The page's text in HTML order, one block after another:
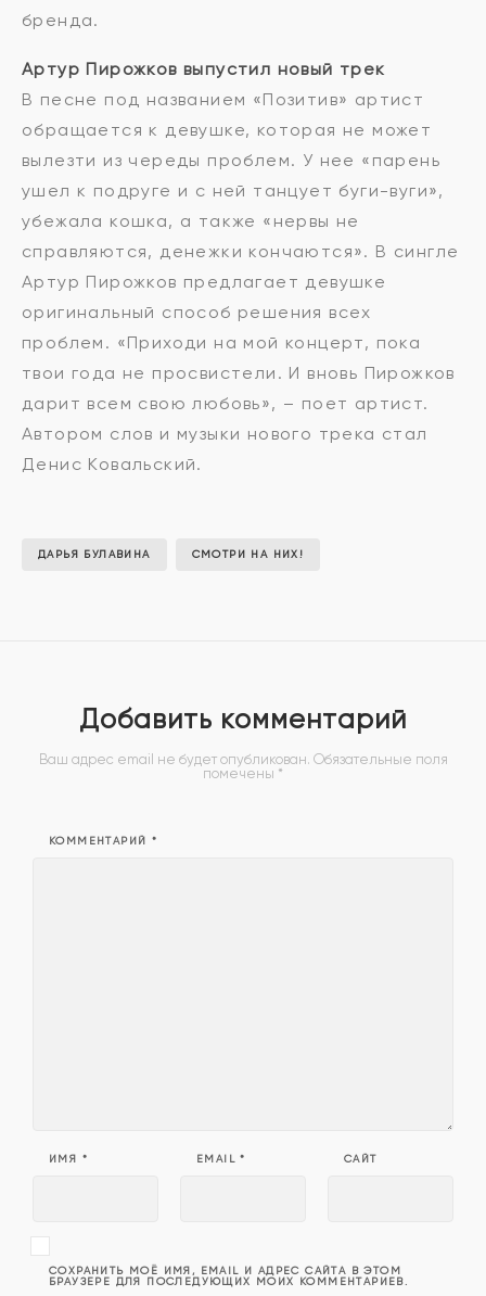
бренда.
Артур Пирожков выпустил новый трек
В песне под названием «Позитив» артист
обращается к девушке, которая не может
вылезти из череды проблем. У нее «парень
ушел к подруге и с ней танцует буги-вуги»,
убежала кошка, а также «нервы не
справляются, денежки кончаются». В сингле
Артур Пирожков предлагает девушке
оригинальный способ решения всех
проблем. «Приходи на мой концерт, пока
твои года не просвистели. И вновь Пирожков
дарит всем свою любовь», – поет артист.
Автором слов и музыки нового трека стал
Денис Ковальский.
ДАРЬЯ БУЛАВИНА СМОТРИ НА НИХ!
Добавить комментарий
Ваш адрес email не будет опубликован. Обязательные поля
помечены *
КОММЕНТАРИЙ *
ИМЯ * EMAIL* САЙТ
СОХРАНИТЬ МОЁ ИМЯ, EMAIL И АДРЕС САЙТА В ЭТОМ
БРАУЗЕРЕ ДЛЯ ПОСЛЕДУЮЩИХ МОИХ КОММЕНТАРИЕВ.